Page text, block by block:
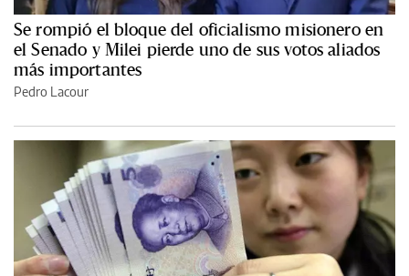
Se rompió el bloque del oficialismo misionero en
el Senado y Milei pierde uno de sus votos aliados
más importantes
Pedro Lacour